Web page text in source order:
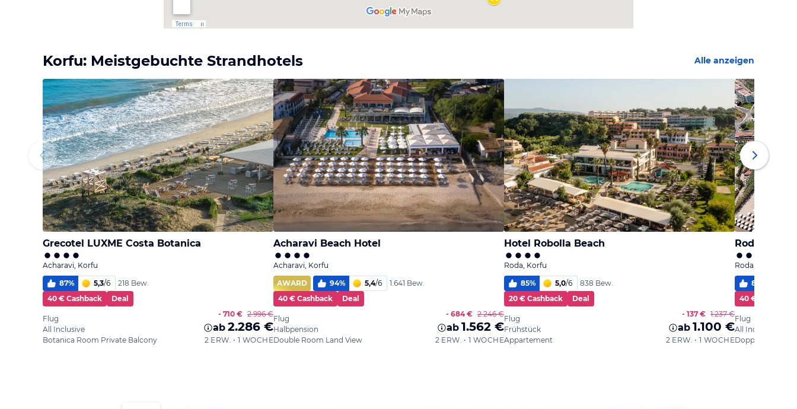
Korfu: Meistgebuchte Strandhotels Alle anzeigen
Grecotel LUXME Costa Botanica
Acharavi, Korfu
87% 5,3/6
218 Bew.
40 € Cashback
Deal
Flug
All Inclusive
Botanica Room Private Balcony
- 710 € 2.996 €
ab 2.286 €
2 ERW. • 1 WOCHE
Acharavi Beach Hotel
Acharavi, Korfu
AWARD
94% 5,4/6
1.641 Bew.
40 € Cashback
Deal
Flug
Halbpension
Double Room Land View
- 684 € 2.246 €
ab 1.562 €
2 ERW. • 1 WOCHE
Hotel Robolla Beach
Roda, Korfu
85% 5,0/6
838 Bew.
20 € Cashback
Deal
Flug
Frühstück
Appartement
- 137 € 1.237 €
ab 1.100 €
2 ERW. • 1 WOCHE
Roda
Roda, Korfu
82
40 € Cashback
Flug
All Inclusive
Doppelzimmer